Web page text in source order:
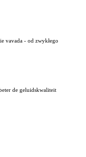
vavada - od zwykłego
de geluidskwaliteit